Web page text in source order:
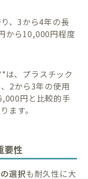
、3から4年の長
から10,000円程度
は、プラスチック
2から3年の使用
円と比較的手
ます。
要性
選択も耐久性に大